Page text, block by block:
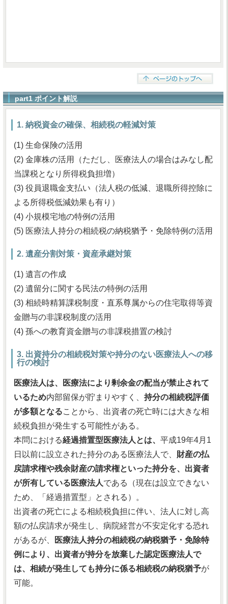
part1 ポイント解説
1. 納税資金の確保、相続税の軽減対策
(1) 生命保険の活用
(2) 金庫株の活用（ただし、医療法人の場合はみなし配
当課税となり所得税負担増）
(3) 役員退職金支払い（法人税の低減、退職所得控除に
よる所得税低減効果も有り）
(4) 小規模宅地の特例の活用
(5) 医療法人持分の相続税の納税猶予・免除特例の活用
2. 遺産分割対策・資産承継対策
(1) 遺言の作成
(2) 遺留分に関する民法の特例の活用
(3) 相続時精算課税制度・直系尊属からの住宅取得等資
金贈与の非課税制度の活用
(4) 孫への教育資金贈与の非課税措置の検討
3. 出資持分の相続税対策や持分のない医療法人への移
行の検討
医療法人は、医療法により剰余金の配当が禁止されて
いるため内部留保が貯まりやすく、 持分の相続税評価
が多額となることから、出資者の死亡時には大きな相
続税負担が発生する可能性がある。
本問における経過措置型医療法人とは、 平成19年4月1
日以前に設立された持分のある医療法人で、 財産の払
戻請求権や残余財産の請求権といった持分を、出資者
が所有している医療法人である（現在は設立できない
ため、「経過措置型」とされる）。
出資者の死亡による相続税負担に伴い、法人に対し高
額の払戻請求が発生し、病院経営が不安定化する恐れ
があるが、
医療法人持分の相続税の納税猶予・免除特
例により、出資者が持分を放棄した認定医療法人で
は、相続が発生しても持分に係る相続税の納税猶予が
可能。